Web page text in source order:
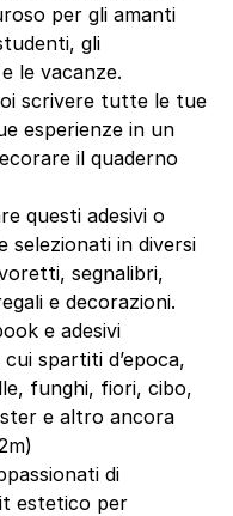
per gli amanti
gli
le vacanze.
scrivere tutte le tue
esperienze in un
il quaderno
questi adesivi o
selezionati in diversi
segnalibri,
e decorazioni.
e adesivi
spartiti d’epoca,
funghi, fiori, cibo,
e altro ancora
di
estetico per